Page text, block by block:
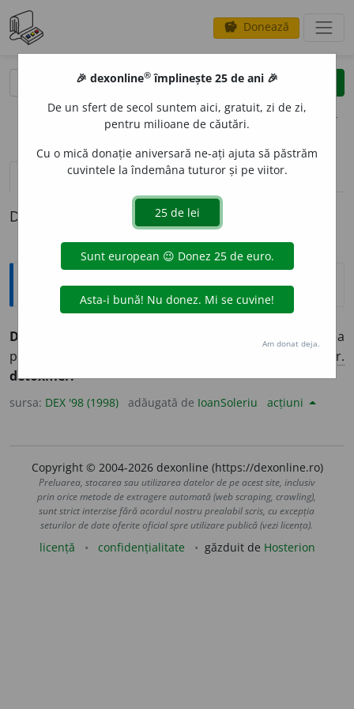
savings Donează
clear
opțiuni
definiții (1)
Definiția cu ID-ul 61178:
Explicative DEX
DETOXIFIC
A neutraliza acțiunea
produselor toxice din organism, din spațiu etc. – Din
fr.
détoxifier.
sursa: DEX '98 (1998) adăugată de IoanSoleriu acțiuni
Copyright © 2004-2026 dexonline (https://dexonline.ro)
Preluarea, stocarea sau utilizarea datelor de pe acest site, inclusiv
prin orice metode de extragere automată (web scraping, crawling),
sunt strict interzise fără acordul nostru prealabil scris, cu excepția
seturilor de date oferite oficial spre utilizare publică (vezi licența).
licență confidențialitate găzduit de Hosterion
🎉 dexonline® împlinește 25 de ani 🎉
De un sfert de secol suntem aici, gratuit, zi de zi,
pentru milioane de căutări.
Cu o mică donație aniversară ne-ați ajuta să păstrăm
cuvintele la îndemâna tuturor și pe viitor.
Am donat deja.